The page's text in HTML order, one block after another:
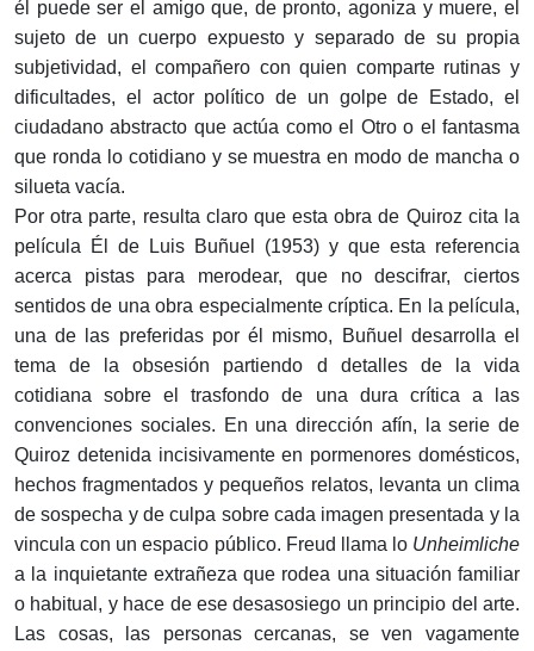
él puede ser el amigo que, de pronto, agoniza y muere, el
sujeto de un cuerpo expuesto y separado de su propia
subjetividad, el compañero con quien comparte rutinas y
dificultades, el actor político de un golpe de Estado, el
ciudadano abstracto que actúa como el Otro o el fantasma
que ronda lo cotidiano y se muestra en modo de mancha o
silueta vacía.
Por otra parte, resulta claro que esta obra de Quiroz cita la
película Él de Luis Buñuel (1953) y que esta referencia
acerca pistas para merodear, que no descifrar, ciertos
sentidos de una obra especialmente críptica. En la película,
una de las preferidas por él mismo, Buñuel desarrolla el
tema de la obsesión partiendo d detalles de la vida
cotidiana sobre el trasfondo de una dura crítica a las
convenciones sociales. En una dirección afín, la serie de
Quiroz detenida incisivamente en pormenores domésticos,
hechos fragmentados y pequeños relatos, levanta un clima
de sospecha y de culpa sobre cada imagen presentada y la
vincula con un espacio público. Freud llama lo Unheimliche
a la inquietante extrañeza que rodea una situación familiar
o habitual, y hace de ese desasosiego un principio del arte.
Las cosas, las personas cercanas, se ven vagamente